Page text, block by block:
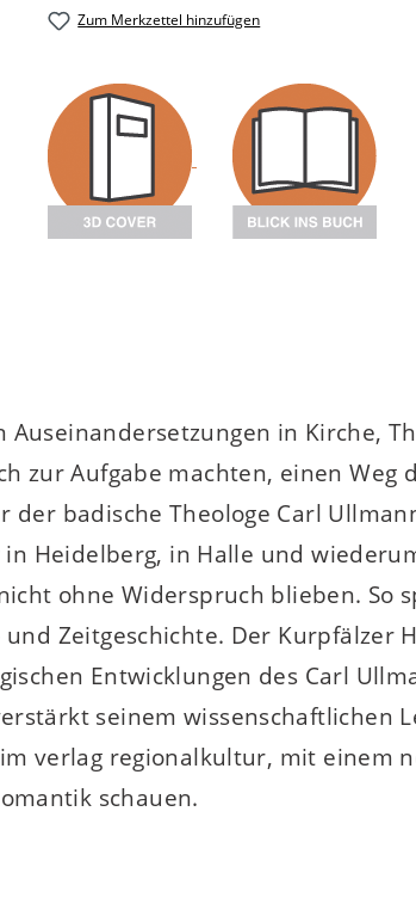
Zum Merkzettel hinzufügen
in Kirche,
zur Aufgabe machten, einen
badische Theologe Carl
Heidelberg, in Halle und
ohne Widerspruch blieben. So
Zeitgeschichte. Der Kurpfälzer
Entwicklungen des Carl
seinem wissenschaftlichen
verlag regionalkultur, mit einem
schauen.